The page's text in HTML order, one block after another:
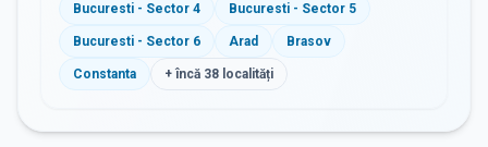
Bucuresti - Sector 4 Bucuresti - Sector 5
Bucuresti - Sector 6 Arad Brasov
Constanta + încă 38 localități